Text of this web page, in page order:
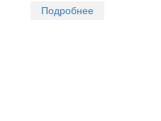
Подробнее